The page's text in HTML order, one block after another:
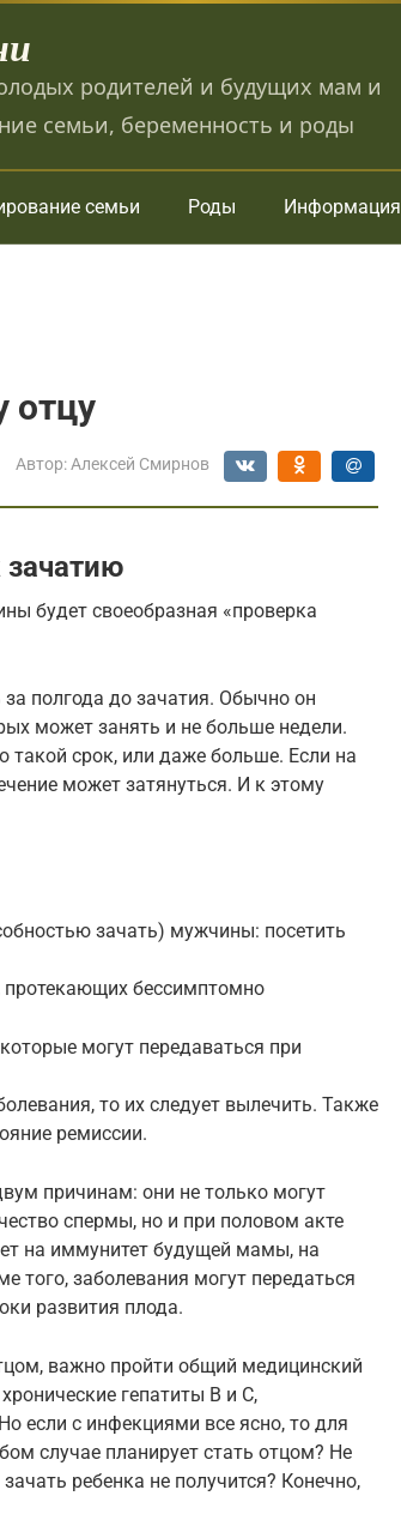
родителей и будущих мам и
семьи, беременность и роды
семьи Роды Информация
отцу
Автор: Алексей Смирнов
будет своеобразная «проверка
полгода до зачатия. Обычно он
может занять и не больше недели.
такой срок, или даже больше. Если на
может затянуться. И к этому
зачать) мужчины: посетить
протекающих бессимптомно
могут передаваться при
то их следует вылечить. Также
ремиссии.
причинам: они не только могут
спермы, но и при половом акте
на иммунитет будущей мамы, на
того, заболевания могут передаться
развития плода.
важно пройти общий медицинский
гепатиты В и С,
если с инфекциями все ясно, то для
случае планирует стать отцом? Не
ребенка не получится? Конечно,